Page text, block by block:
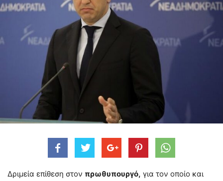
Δριμεία επίθεση στον πρωθυπουργό, για τον οποίο και